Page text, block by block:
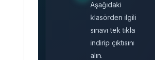
Aşağıdaki
klasörden ilgili
sınavı tek tıkla
indirip çıktısını
alın.